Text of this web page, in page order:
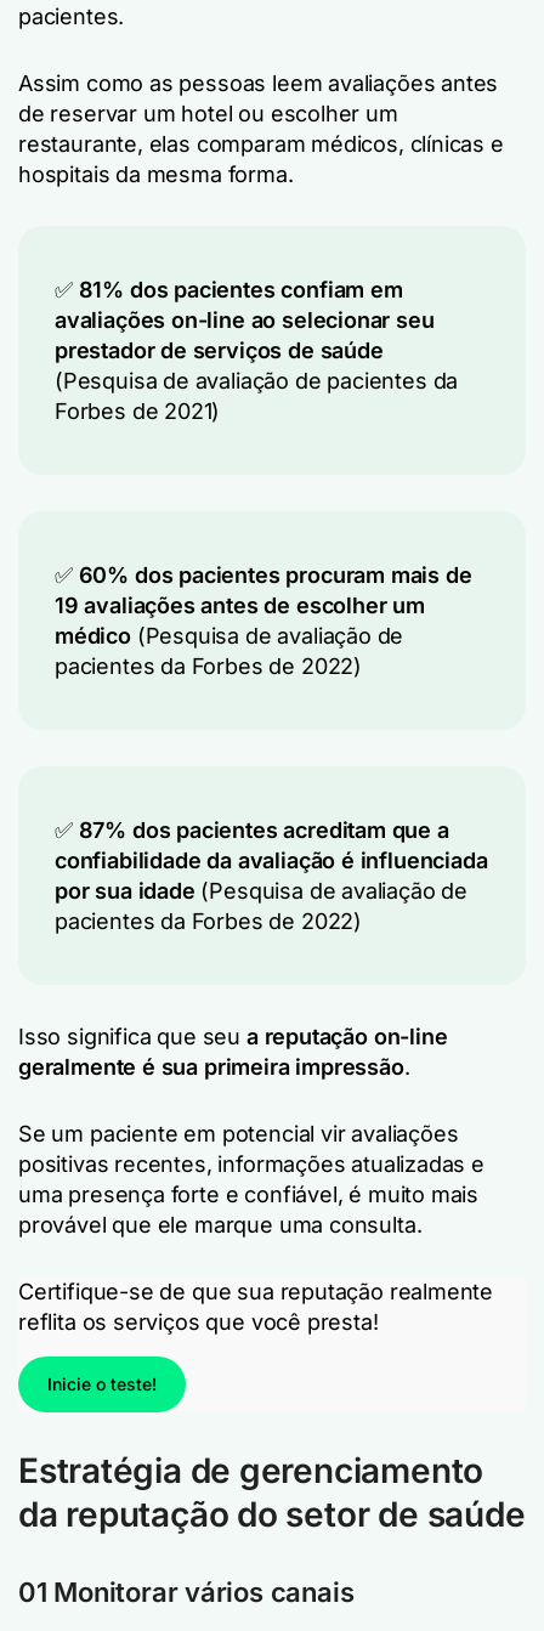
pacientes.
Assim como as pessoas leem avaliações antes
de reservar um hotel ou escolher um
restaurante, elas comparam médicos, clínicas e
hospitais da mesma forma.
✅ 81% dos pacientes confiam em
avaliações on-line ao selecionar seu
prestador de serviços de saúde
(Pesquisa de avaliação de pacientes da
Forbes de 2021)
✅ 60% dos pacientes procuram mais de
19 avaliações antes de escolher um
médico (Pesquisa de avaliação de
pacientes da Forbes de 2022)
✅ 87% dos pacientes acreditam que a
confiabilidade da avaliação é influenciada
por sua idade (Pesquisa de avaliação de
pacientes da Forbes de 2022)
Isso significa que seu a reputação on-line
geralmente é sua primeira impressão.
Se um paciente em potencial vir avaliações
positivas recentes, informações atualizadas e
uma presença forte e confiável, é muito mais
provável que ele marque uma consulta.
Certifique-se de que sua reputação realmente
reflita os serviços que você presta!
Inicie o teste!
Estratégia de gerenciamento
da reputação do setor de saúde
01 Monitorar vários canais